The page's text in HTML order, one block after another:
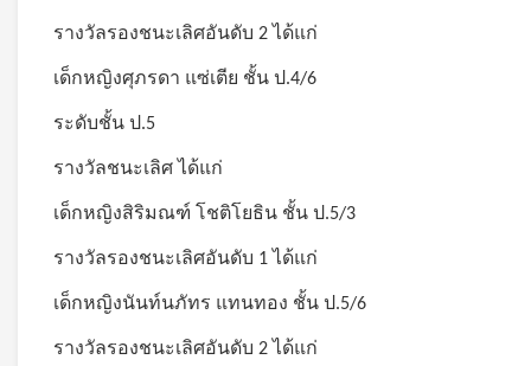
รางวัลรองชนะเลิศอันดับ 2 ได้แก่
เด็กหญิงศุภรดา แซ่เตีย ชั้น ป.4/6
ระดับชั้น ป.5
รางวัลชนะเลิศ ได้แก่
เด็กหญิงสิริมณฑ์ โชติโยธิน ชั้น ป.5/3
รางวัลรองชนะเลิศอันดับ 1 ได้แก่
เด็กหญิงนันท์นภัทร แทนทอง ชั้น ป.5/6
รางวัลรองชนะเลิศอันดับ 2 ได้แก่